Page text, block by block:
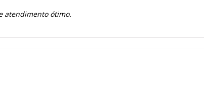
atendimento ótimo.